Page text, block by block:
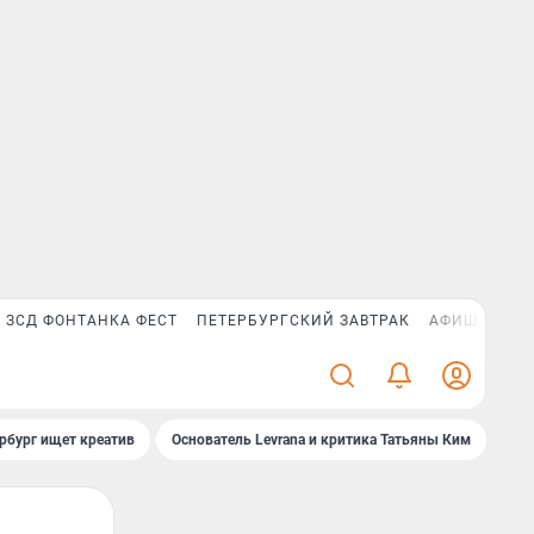
ЗСД ФОНТАНКА ФЕСТ ПЕТЕРБУРГСКИЙ ЗАВТРАК АФИША PLUS
ищет креатив Основатель Levrana и критика Татьяны Ким